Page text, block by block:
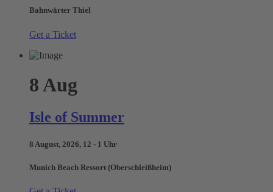
Bahnwärter Thiel
Get a Ticket
8 Aug
Isle of Summer
8 August, 2026, 12 - 1 Uhr
Munich Beach Ressort (Oberschleißheim)